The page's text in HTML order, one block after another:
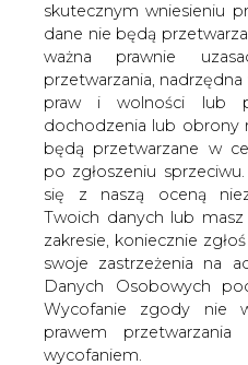
skutecznym wniesieniu
dane nie będą
ważna prawnie
przetwarzania,
praw i wolności lub
dochodzenia lub obrony
będą przetwarzane w
po zgłoszeniu
się z naszą oceną
Twoich danych lub
zakresie, koniecznie
swoje zastrzeżenia na
Danych Osobowych
Wycofanie zgody nie
prawem
wycofaniem.
Dotychczasowi
reagują na to
ceny, aby
Tylko kilka polskich firm,
uprawnionych, kupuje
wybranego dostawcy a nie
do których są
sprawdziły się zatem
(z ang. prawo
przesyłowej), którzy w
razu przystąpi do niego
rozpocznie się prawdziwa
zakładów energetycznych.
korzysta tylko garstką,
efekt jego wdrożenia,